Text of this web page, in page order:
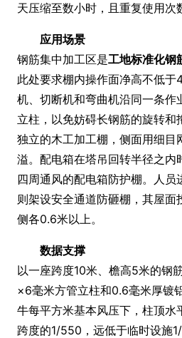
天压缩至数小时，且重复使用次
应用场景
钢筋集中加工区是工地标准化钢
此处要求棚内操作面净高不低于
机、切断机和弯曲机沿同一条作
立柱，以免妨碍长钢筋的旋转和
独立的木工加工棚，侧面用细目
溢。配电箱在塔吊回转半径之内
四周通风的配电箱防护棚。人
则架设安全通道防砸棚，其屋
侧各0.6米以上。
数据支撑
以一座跨度10米、檐高5米的钢
×6毫米方管立柱和0.6毫米厚镀
牛每平方米基本风压下，柱顶水
跨度的1/550，远低于临时设施